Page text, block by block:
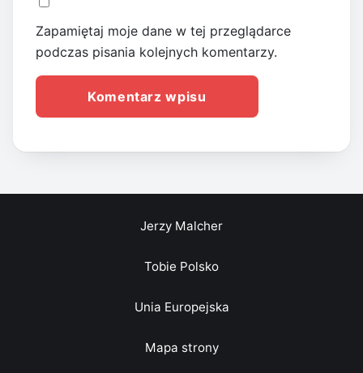
Zapamiętaj moje dane w tej przeglądarce
podczas pisania kolejnych komentarzy.
Jerzy Malcher
Tobie Polsko
Unia Europejska
Mapa strony